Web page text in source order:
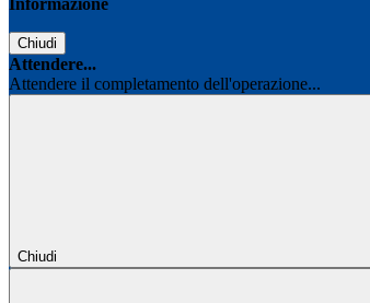
Informazione
Chiudi
Attendere...
Attendere il completamento dell'operazione...
Chiudi